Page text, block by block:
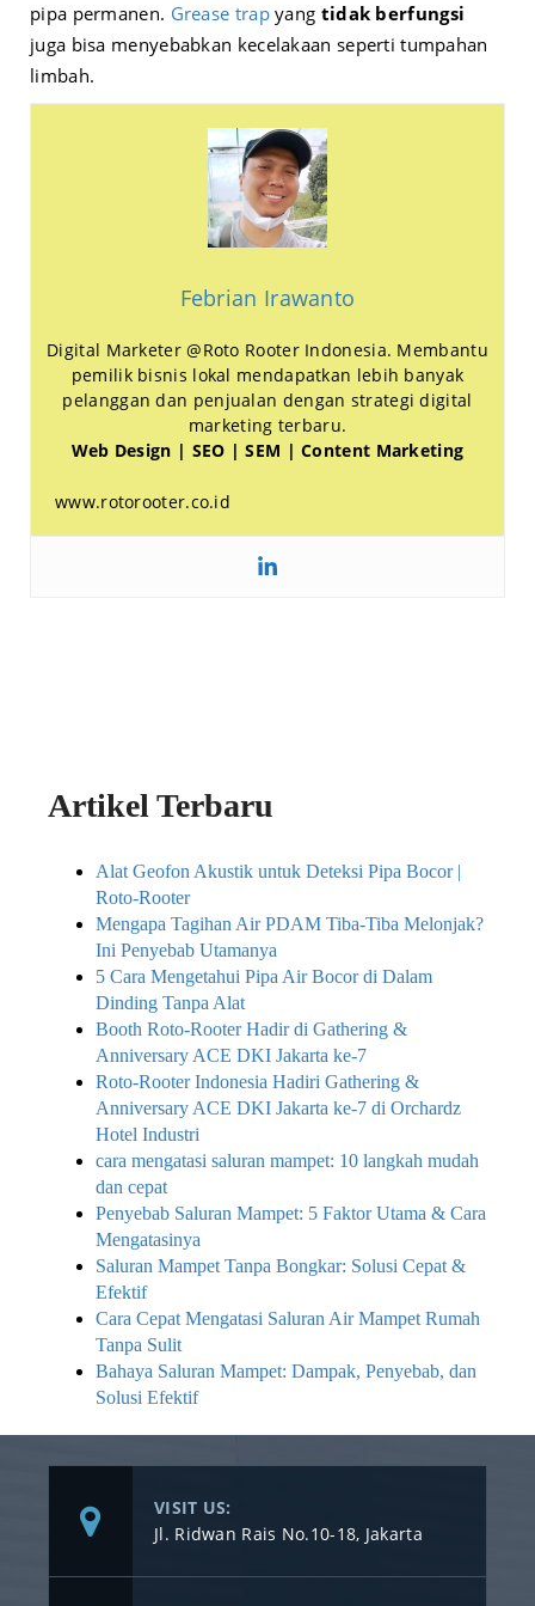
pipa permanen. Grease trapyang tidak berfungsi
juga bisa menyebabkan kecelakaan seperti tumpahan
limbah.
Febrian Irawanto
Digital Marketer @Roto Rooter Indonesia. Membantu
pemilik bisnis lokal mendapatkan lebih banyak
pelanggan dan penjualan dengan strategi digital
marketing terbaru.
Web Design | SEO | SEM | Content Marketing
www.rotorooter.co.id
Artikel Terbaru
Alat Geofon Akustik untuk Deteksi Pipa Bocor |
Roto-Rooter
Mengapa Tagihan Air PDAM Tiba-Tiba Melonjak?
Ini Penyebab Utamanya
5 Cara Mengetahui Pipa Air Bocor di Dalam
Dinding Tanpa Alat
Booth Roto-Rooter Hadir di Gathering &
Anniversary ACE DKI Jakarta ke-7
Roto-Rooter Indonesia Hadiri Gathering &
Anniversary ACE DKI Jakarta ke-7 di Orchardz
Hotel Industri
cara mengatasi saluran mampet: 10 langkah mudah
dan cepat
Penyebab Saluran Mampet: 5 Faktor Utama & Cara
Mengatasinya
Saluran Mampet Tanpa Bongkar: Solusi Cepat &
Efektif
Cara Cepat Mengatasi Saluran Air Mampet Rumah
Tanpa Sulit
Bahaya Saluran Mampet: Dampak, Penyebab, dan
Solusi Efektif
VISIT US:
Jl. Ridwan Rais No.10-18, Jakarta